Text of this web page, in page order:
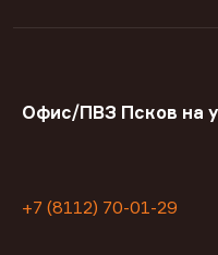
Офис/ПВЗ Псков на
+7 (8112) 70-01-29